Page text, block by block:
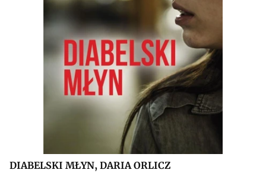
DIABELSKI MŁYN, DARIA ORLICZ